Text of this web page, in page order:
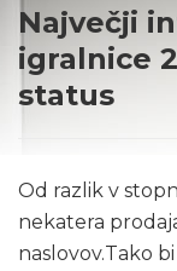
Največji
igralnice
status
Od razlik v
nekatera
naslovov.Tako